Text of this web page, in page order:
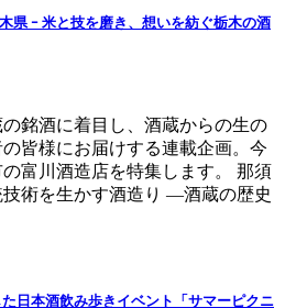
木県 ｰ 米と技を磨き、想いを紡ぐ栃木の酒
銘酒に着目し、酒蔵からの生の
皆様にお届けする連載企画。今
富川酒造店を特集します。 那須
術を生かす酒造り ―酒蔵の歴史
日本酒飲み歩きイベント「サマーピクニ